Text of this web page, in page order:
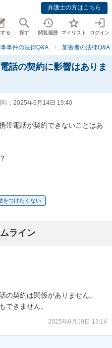
弁護士の方はこちら
る 探す 閲覧履歴 マイリスト ログイン
事件の法律Q&A 加害者の法律Q&A
話の契約に影響はありま
： 2025年6月14日 19:40
帯電話が契約できないことはあ
をつけたくない
ライン
の契約は関係がありません。
できません。
2025年6月10日 13:14